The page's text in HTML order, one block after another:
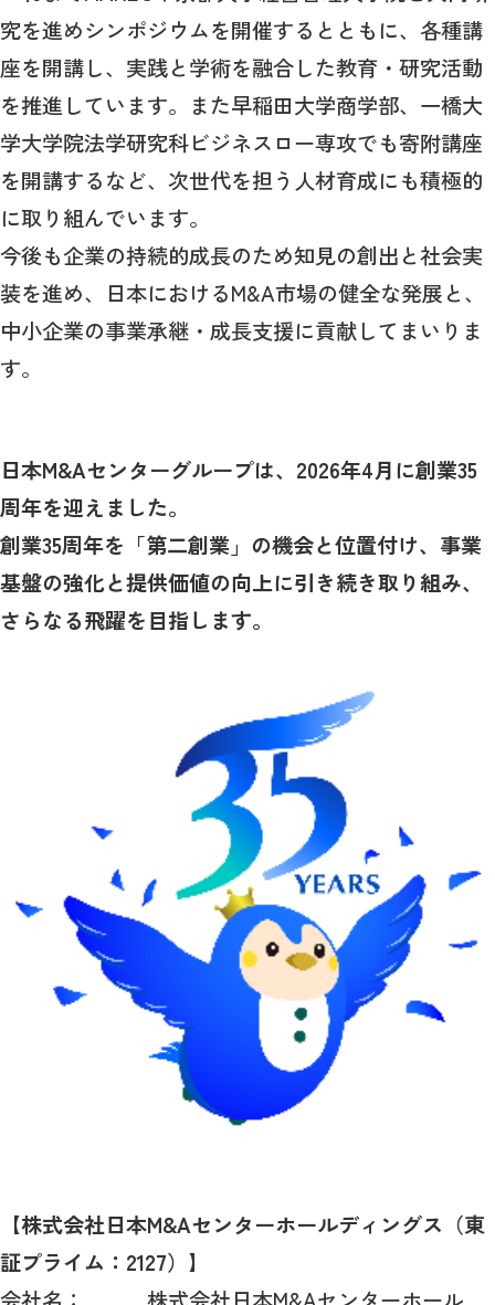
究を進めシンポジウムを開催するとともに、各種講
座を開講し、実践と学術を融合した教育・研究活動
を推進しています。また早稲田大学商学部、一橋大
学大学院法学研究科ビジネスロー専攻でも寄附講座
を開講するなど、次世代を担う人材育成にも積極的
に取り組んでいます。
今後も企業の持続的成長のため知見の創出と社会実
装を進め、日本におけるM&A市場の健全な発展と、
中小企業の事業承継・成長支援に貢献してまいりま
す。
日本M&Aセンターグループは、 2026年4月に創業35
周年を迎えました。
創業35周年を「第二創業」の機会と位置付け、事業
基盤の強化と提供価値の向上に引き続き取り組み、
さらなる飛躍を目指します。
【株式会社日本M&Aセンターホールディングス（東
証プライム： 2127）】